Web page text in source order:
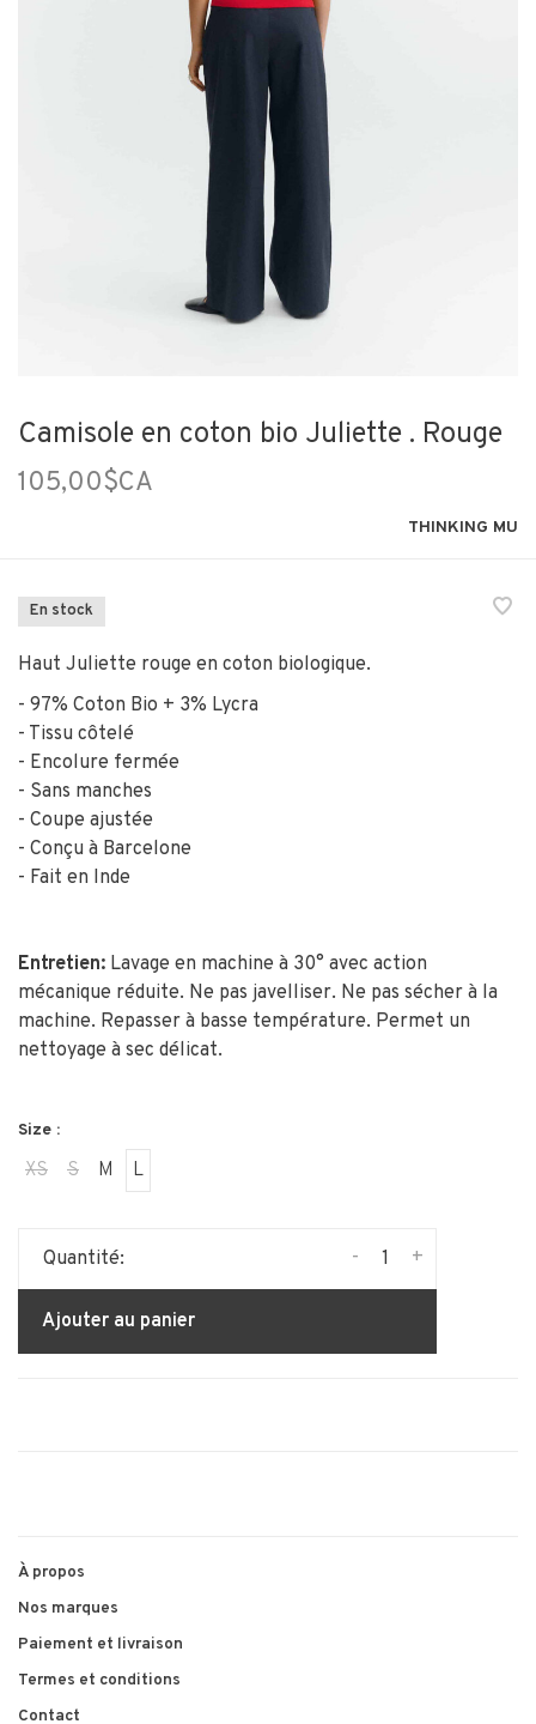
Camisole en coton bio Juliette . Rouge
105,00$CA
THINKING MU
En stock
Haut Juliette rouge en coton biologique.
- 97% Coton Bio + 3% Lycra
- Tissu côtelé
- Encolure fermée
- Sans manches
- Coupe ajustée
- Conçu à Barcelone
- Fait en Inde
Entretien: Lavage en machine à 30° avec action
mécanique réduite. Ne pas javelliser. Ne pas sécher à la
machine. Repasser à basse température. Permet un
nettoyage à sec délicat.
Size :
XS S M L
Quantité: +
-
Ajouter au panier
À propos
Nos marques
Paiement et livraison
Termes et conditions
Contact